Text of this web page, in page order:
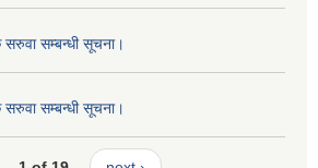
सरुवा सम्बन्धी सूचना।
सरुवा सम्बन्धी सूचना।